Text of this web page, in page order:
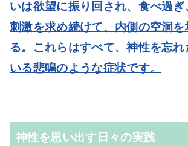
いは欲望に振り回され、食べ過ぎ
刺激を求め続けて、内側の空洞
る。これらはすべて、神性を忘
いる悲鳴のような症状です。
神性を思い出す日々の実践